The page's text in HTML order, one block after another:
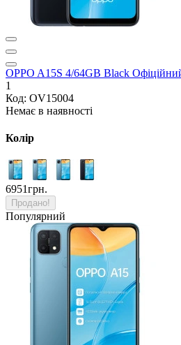
OPPO A15S 4/64GB Black
1
Код: OV15004
Немає в наявності
Колір
6951грн.
Продано!
Популярний